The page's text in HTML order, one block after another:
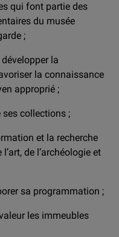
qui font partie des
du musée
;
développer la
la connaissance
approprié ;
ses collections ;
et la recherche
de l’archéologie et
sa programmation ;
les immeubles